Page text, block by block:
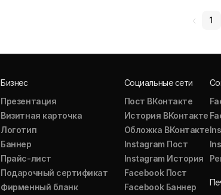
1
Бизнес
Презентация
Визитная карточка
Логотип
Баннер
Прайс-лист
Подарочный сертификат
Фирменный бланк
Социальные сети
Пост ВКонтакте
История ВКонтакте
Обложка ВКонтакте
Instagram Пост
Instagram История
Facebook Пост
Facebook Баннер